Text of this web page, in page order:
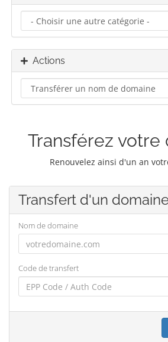
Actions
Transférez votre
Renouvelez ainsi d'un an
Transfert d'un
Nom de domaine
Code de transfert